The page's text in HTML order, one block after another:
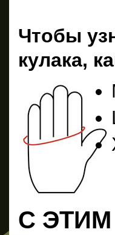
Чтобы
кулака,
С